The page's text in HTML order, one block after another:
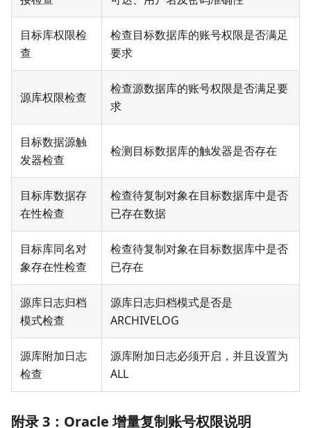
目标库权限检
查
检查目标数据库的账号权限是否满足
要求
源库权限检查
检查源数据库的账号权限是否满足要
求
目标数据源触
发器检查
检测目标数据库的触发器是否存在
目标库数据存
在性检查
检查待复制对象在目标数据库中是否
已存在数据
目标库同名对
象存在性检查
检查待复制对象在目标数据库中是否
已存在
源库日志归档
模式检查
源库日志归档模式是否是
ARCHIVELOG
源库附加日志
检查
源库附加日志必须开启，并且设置为
ALL
附录 3：Oracle 增量复制账号权限说明